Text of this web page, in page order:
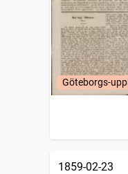
Göteborgs-
1859-02-23